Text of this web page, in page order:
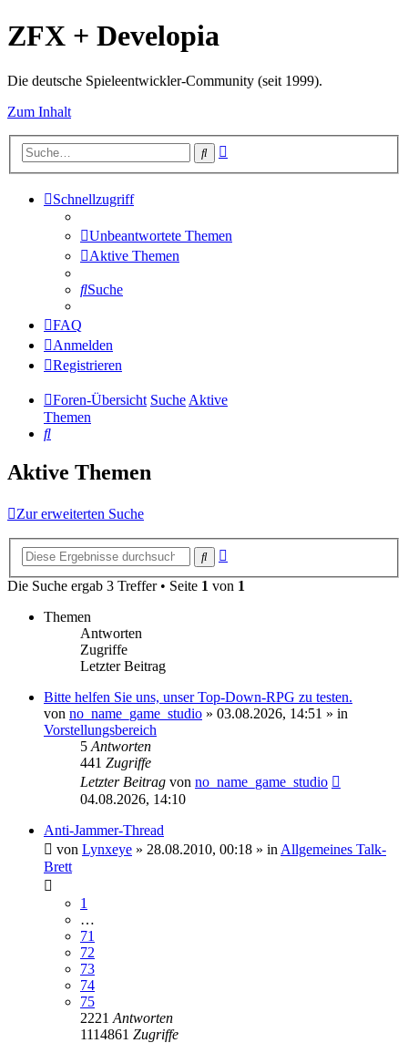
ZFX + Developia
Die deutsche Spieleentwickler-Community (seit 1999).
Zum Inhalt
Suche
Schnellzugriff
Unbeantwortete Themen
Aktive Themen
Suche
FAQ
Anmelden
Registrieren
Foren-Übersicht SucheAktive
Themen
Suche
Aktive Themen
Zur erweiterten Suche
Suche
Die Suche ergab 3 Treffer • Seite 1 von 1
Themen
Antworten
Zugriffe
Letzter Beitrag
Bitte helfen Sie uns, unser Top-Down-RPG zu testen.
von no_name_game_studio » 03.08.2026, 14:51 » in
Vorstellungsbereich
5 Antworten
441 Zugriffe
Letzter Beitrag von no_name_game_studio
04.08.2026, 14:10
Anti-Jammer-Thread
von Lynxeye » 28.08.2010, 00:18 » in Allgemeines Talk-
Brett
1
…
71
72
73
74
75
2221 Antworten
1114861 Zugriffe